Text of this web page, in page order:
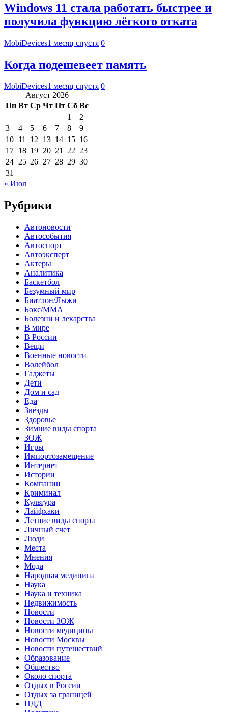
Windows 11 стала работать быстрее и
получила функцию лёгкого отката
MobiDevices1 месяц спустя 0
Когда подешевеет память
MobiDevices1 месяц спустя 0
Август 2026
Пн Вт Ср Чт Пт Сб Вс
1
2
3
4 5 6 7 8
9
10 11 12 13 14 15 16
17 18 19 20 21 22 23
24 25 26 27 28 29 30
31
« Июл
Рубрики
Автоновости
Автособытия
Автоспорт
Автоэксперт
Актеры
Аналитика
Баскетбол
Безумный мир
Биатлон/Лыжи
Бокс/MMA
Болезни и лекарства
В мире
В России
Вещи
Военные новости
Волейбол
Гаджеты
Дети
Дом и сад
Еда
Звёзды
Здоровье
Зимние виды спорта
ЗОЖ
Игры
Импортозамещение
Интернет
Истории
Компании
Криминал
Культура
Лайфхаки
Летние виды спорта
Личный счет
Люди
Места
Мнения
Мода
Народная медицина
Наука
Наука и техника
Недвижимость
Новости
Новости ЗОЖ
Новости медицины
Новости Москвы
Новости путешествий
Образование
Общество
Около спорта
Отдых в России
Отдых за границей
ПДД